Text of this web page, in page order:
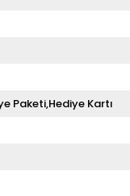
Paketi,Hediye Kartı